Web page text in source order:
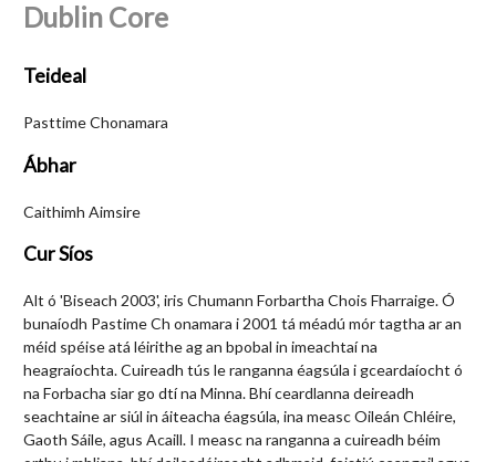
Dublin Core
Teideal
Pasttime Chonamara
Ábhar
Caithimh Aimsire
Cur Síos
Alt ó 'Biseach 2003', iris Chumann Forbartha Chois Fharraige. Ó
bunaíodh Pastime Ch onamara i 2001 tá méadú mór tagtha ar an
méid spéise atá léirithe ag an bpobal in imeachtaí na
heagraíochta. Cuireadh tús le ranganna éagsúla i gceardaíocht ó
na Forbacha siar go dtí na Minna. Bhí ceardlanna deireadh
seachtaine ar siúl in áiteacha éagsúla, ina measc Oileán Chléire,
Gaoth Sáile, agus Acaill. I measc na ranganna a cuireadh béim